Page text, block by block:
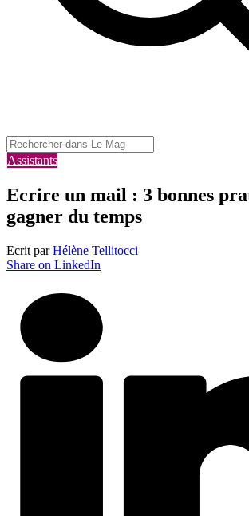
Assistants
Ecrire un mail : 3 bonnes
gagner du temps
Ecrit parHélène Tellitocci
Share on LinkedIn